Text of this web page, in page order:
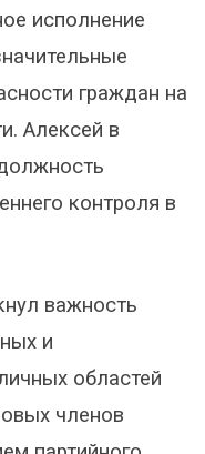
исполнение
граждан на
Алексей в
контроля в
важность
и
областей
членов